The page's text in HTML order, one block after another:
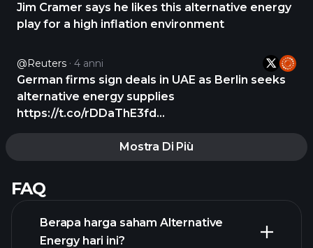
Jim Cramer says he likes this alternative energy
play for a high inflation environment
@Reuters 4 anni
German firms sign deals in UAE as Berlin seeks
alternative energy supplies
https://t.co/rDDaThE3fd
https://t.co/wAgGPRWqgA
Mostra Di Più
FAQ
Berapa harga saham Alternative
Energy hari ini?